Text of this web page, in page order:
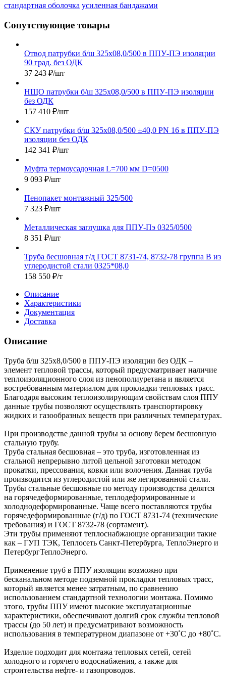
стандартная оболочка усиленная бандажами
Сопутствующие товары
Отвод патрубки б/ш 325х08,0/500 в ППУ-ПЭ изоляции
90 град. без ОДК
37 243 ₽/шт
НЩО патрубки б/ш 325х08,0/500 в ППУ-ПЭ изоляции
без ОДК
157 410 ₽/шт
СКУ патрубки б/ш 325х08,0/500 ±40,0 PN 16 в ППУ-ПЭ
изоляции без ОДК
142 341 ₽/шт
Муфта термоусадочная L=700 мм D=0500
9 093 ₽/шт
Пенопакет монтажный 325/500
7 323 ₽/шт
Металлическая заглушка для ППУ-Пэ 0325/0500
8 351 ₽/шт
Труба бесшовная г/д ГОСТ 8731-74, 8732-78 группа В из
углеродистой стали 0325*08,0
158 550 ₽/т
Описание
Характеристики
Документация
Доставка
Описание
Труба б/ш 325х8,0/500 в ППУ-ПЭ изоляции без ОДК –
элемент тепловой трассы, который предусматривает наличие
теплоизоляционного слоя из пенополиуретана и является
востребованным материалом для прокладки тепловых трасс.
Благодаря высоким теплоизолирующим свойствам слоя ППУ
данные трубы позволяют осуществлять транспортировку
жидких и газообразных веществ при различных температурах.
При производстве данной трубы за основу берем бесшовную
стальную трубу.
Труба стальная бесшовная – это труба, изготовленная из
стальной непрерывно литой цельной заготовки методом
прокатки, прессования, ковки или волочения. Данная труба
производится из углеродистой или же легированной стали.
Трубы стальные бесшовные по методу производства делятся
на горячедеформированные, теплодеформированные и
холоднодеформированные. Чаще всего поставляются трубы
горячедеформированные (г/д) по ГОСТ 8731-74 (технические
требования) и ГОСТ 8732-78 (сортамент).
Эти трубы применяют теплоснабжающие организации такие
как – ГУП ТЭК, Теплосеть Санкт-Петербурга, ТеплоЭнерго и
ПетербургТеплоЭнерго.
Применение труб в ППУ изоляции возможно при
бесканальном методе подземной прокладки тепловых трасс,
который является менее затратным, по сравнению
использованием стандартной технологии монтажа. Помимо
этого, трубы ППУ имеют высокие эксплуатационные
характеристики, обеспечивают долгий срок службы тепловой
трассы (до 50 лет) и предусматривают возможность
использования в температурном диапазоне от +30˚C до +80˚C.
Изделие подходит для монтажа тепловых сетей, сетей
холодного и горячего водоснабжения, а также для
строительства нефте- и газопроводов.